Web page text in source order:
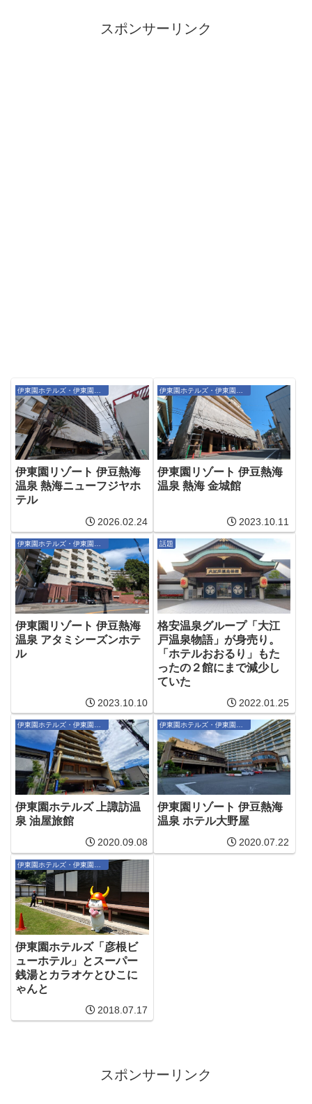
スポンサーリンク
伊東園リゾート 伊豆熱海
温泉 熱海ニューフジヤホ
テル
2026.02.24
伊東園リゾート 伊豆熱海
温泉 熱海 金城館
2023.10.11
伊東園リゾート 伊豆熱海
温泉 アタミシーズンホテ
ル
2023.10.10
話題
格安温泉グループ「大江
戸温泉物語」が身売り。
「ホテルおおるり」もた
ったの２館にまで減少し
ていた
2022.01.25
伊東園ホテルズ・伊東園リゾート
伊東園ホテルズ 上諏訪温
泉 油屋旅館
2020.09.08
伊東園ホテルズ・伊東園リゾート
伊東園リゾート 伊豆熱海
温泉 ホテル大野屋
2020.07.22
伊東園ホテルズ「彦根ビ
ューホテル」とスーパー
銭湯とカラオケとひこに
ゃんと
2018.07.17
スポンサーリンク